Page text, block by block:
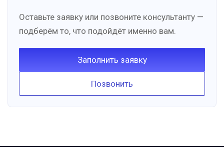
Оставьте заявку или позвоните консультанту —
подберём то, что подойдёт именно вам.
Заполнить заявку
Позвонить